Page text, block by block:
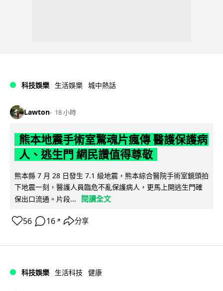
科技娛樂 生活娛樂 城中熱話
Lawton 18 小時
熊本地震手術室驚魂片瘋傳 醫護保護病
人、逃生門 網民讚值得尊敬
熊本縣 7 月 28 日發生 7.1 級地震，熊本綜合醫院手術室鏡頭拍
下地震一刻，醫護人員臨危不亂保護病人，更馬上開逃生門確
保出口流通。片段...
閱讀全文
56 16 ↗ 分享
科技娛樂 生活科技 健康